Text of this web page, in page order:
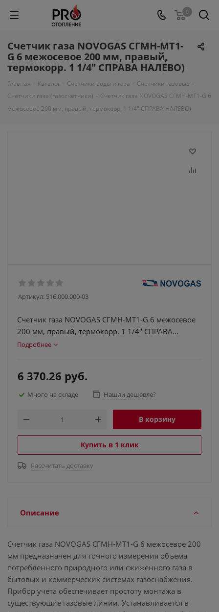
0
Счетчик газа NOVOGAS СГМН-МТ1-
G 6 межосевое 200 мм, правый,
термокорр. 1 1/4" СПРАВА НАЛЕВО)
Главная - Каталог - Счетчики воды и газа - Счетчики газовые -
Счетчики газа (газосчетчики) - Счетчик газа NOVOGAS СГМН-МТ1-G 6
межосевое 200 мм, правый, термокорр. 1 1/4" СПРАВА НАЛЕВО)
Артикул: 516.000.000-03
Счетчик газа NOVOGAS СГМН-МТ1-G 6 межосевое
200 мм, правый, термокорр. 1 1/4" СПРАВА
НАЛЕВО)
Подробнее
6 370.26 руб.
Много на складе Нашли дешевле?
В корзину
Купить в 1 клик
Рассчитать доставку
Описание
Счетчик газа NOVOGAS СГМН-МТ1-G 6 межосевое 200
мм предназначен для точного измерения объема
потребленного природного или сжиженного газа в
бытовых и коммерческих системах газоснабжения.
Прибор учета обеспечивает простоту монтажа в
существующие газовые линии. Устанавливается в